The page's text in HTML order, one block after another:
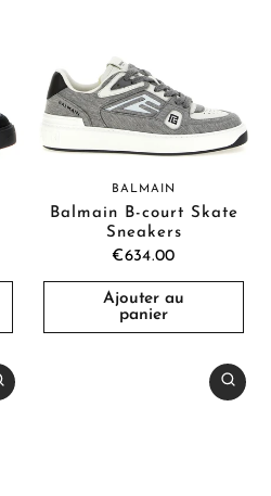
BALMAIN
Balmain B-court Skate
Sneakers
€634.00
Ajouter au
panier